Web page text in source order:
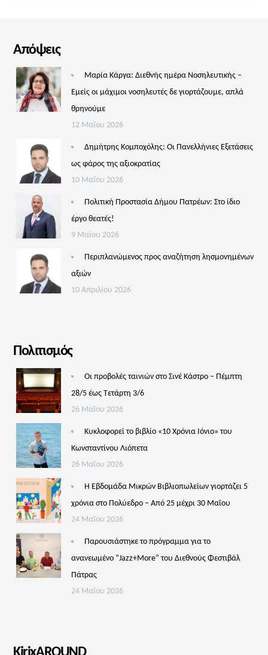
Απόψεις
Μαρία Κάργα: Διεθνής ημέρα Νοσηλευτικής –
Εμείς οι μάχιμοι νοσηλευτές δε γιορτάζουμε, απλά
θρηνούμε
12 Μαΐου 2026
Δημήτρης Κομποχόλης: Οι Πανελλήνιες Εξετάσεις
ως φάρος της αξιοκρατίας
10 Μαΐου 2026
Πολιτική Προστασία Δήμου Πατρέων: Στο ίδιο
έργο θεατές!
9 Μαΐου 2026
Περιπλανώμενος προς αναζήτηση λησμονημένων
αξιών
10 Απριλίου 2026
Πολιτισμός
Οι προβολές ταινιών στο Σινέ Κάστρο – Πέμπτη
28/5 έως Τετάρτη 3/6
26 Μαΐου 2026
Κυκλοφορεί το βιβλίο «10 Χρόνια Ιόνιο» του
Κωνσταντίνου Λιόπετα
26 Μαΐου 2026
Η Εβδομάδα Μικρών Βιβλιοπωλείων γιορτάζει 5
χρόνια στο Πολύεδρο – Από 25 μέχρι 30 Μαΐου
24 Μαΐου 2026
Παρουσιάστηκε το πρόγραμμα για το
ανανεωμένο “Jazz+More” του Διεθνούς Φεστιβάλ
Πάτρας
24 Μαΐου 2026